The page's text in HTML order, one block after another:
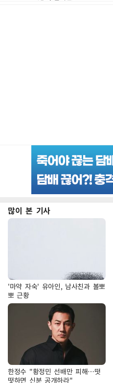
많이 본 기사
'마약 자숙' 유아인, 남사친과 볼뽀
뽀 근황
한정수 "황정민 선배만 피해…떳
떳하면 신분 공개하라"